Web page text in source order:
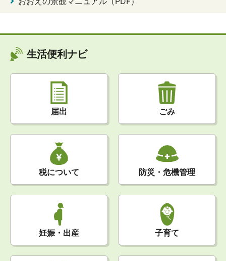
生活便利ナビ
届出 ごみ
税について 防災・危機管理
妊娠・出産 子育て